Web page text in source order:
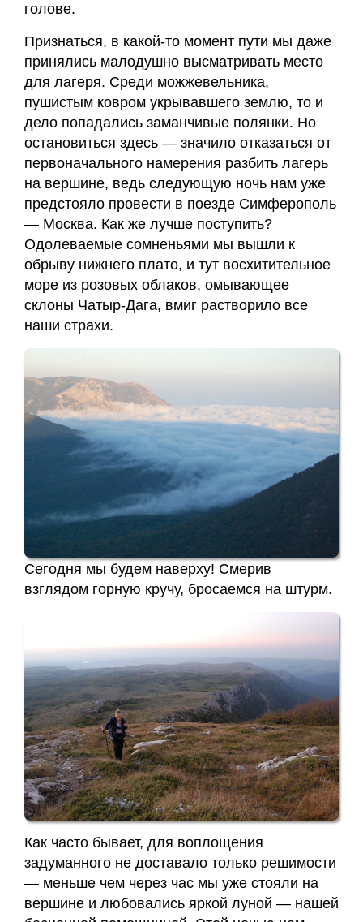
голове.
Признаться, в какой-то момент пути мы даже
принялись малодушно высматривать место
для лагеря. Среди можжевельника,
пушистым ковром укрывавшего землю, то и
дело попадались заманчивые полянки. Но
остановиться здесь — значило отказаться от
первоначального намерения разбить лагерь
на вершине, ведь следующую ночь нам уже
предстояло провести в поезде Симферополь
— Москва. Как же лучше поступить?
Одолеваемые сомненьями мы вышли к
обрыву нижнего плато, и тут восхитительное
море из розовых облаков, омывающее
склоны Чатыр-Дага, вмиг растворило все
наши страхи.
Сегодня мы будем наверху! Смерив
взглядом горную кручу, бросаемся на штурм.
Как часто бывает, для воплощения
задуманного не доставало только решимости
— меньше чем через час мы уже стояли на
вершине и любовались яркой луной — нашей